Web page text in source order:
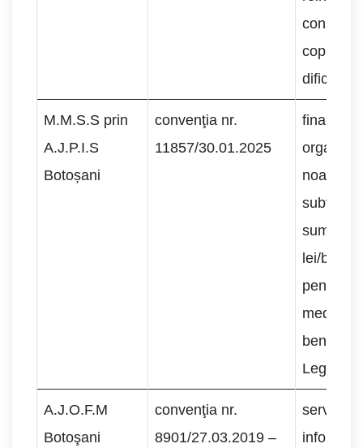
copiilor
M.M.S.S prin
A.J.P.I.S
Botoșani
convenţia nr.
11857/30.01.2025
noastre
suma de
lei/
pentru
mediu
Legii nr.
A.J.O.F.M
Botoşani
convenţia nr.
8901/27.03.2019 –
servicii